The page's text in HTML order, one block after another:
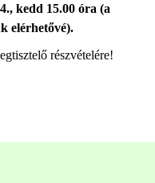
kedd 15.00 óra (a
elérhetővé).
részvételére!